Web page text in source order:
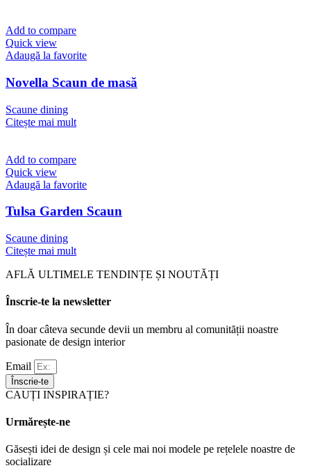
Add to compare
Quick view
Adaugă la favorite
Novella Scaun de masă
Scaune dining
Citește mai mult
Add to compare
Quick view
Adaugă la favorite
Tulsa Garden Scaun
Scaune dining
Citește mai mult
AFLĂ ULTIMELE TENDINȚE ȘI NOUTĂȚI
Înscrie-te la newsletter
În doar câteva secunde devii un membru al comunității noastre
pasionate de design interior
Email
Înscrie-te
CAUȚI INSPIRAȚIE?
Urmărește-ne
Găsești idei de design și cele mai noi modele pe rețelele noastre de
socializare